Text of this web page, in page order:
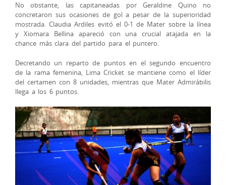
No obstante, las capitaneadas por Geraldine Quino no
concretaron sus ocasiones de gol a pesar de la superioridad
mostrada. Claudia Ardiles evitó el 0-1 de Mater sobre la línea
y Xiomara Bellina apareció con una crucial atajada en la
chance más clara del partido para el puntero.
Decretando un reparto de puntos en el segundo encuentro
de la rama femenina, Lima Cricket se mantiene como el líder
del certamen con 8 unidades, mientras que Mater Admirábilis
llega a los 6 puntos.